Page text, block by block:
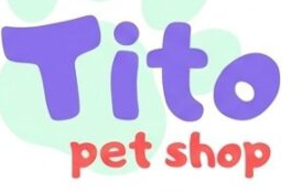
tel. 503 900 215
Godziny pracy
pon. – piąt. 10.00 – 19.00
sob. 8.00 – 15.00
niedz. zamknięte